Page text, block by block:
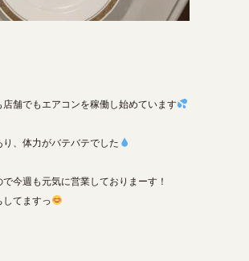
舗でもエアコンを稼働し始めています
、体力がバテバテでした
今週も元気に営業しておりまーす！
してますっ